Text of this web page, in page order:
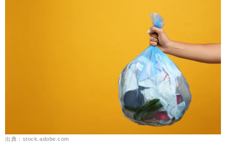
出典：stock.adobe.com